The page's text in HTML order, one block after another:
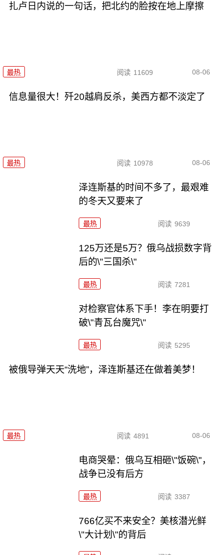
扎卢日内说的一句话，把北约的脸按在地上摩擦
最热 阅读 11609 08-06
信息量很大！歼20越肩反杀，美西方都不淡定了
最热 阅读 10978 08-06
泽连斯基的时间不多了，最艰难
的冬天又要来了
最热 阅读 9639
125万还是5万？俄乌战损数字背
后的\"三国杀\"
最热 阅读 7281
对检察官体系下手！李在明要打
破\"青瓦台魔咒\"
最热 阅读 5295
被俄导弹天天“洗地”，泽连斯基还在做着美梦！
最热 阅读 4891 08-06
电商哭晕：俄乌互相砸\"饭碗\"，
战争已没有后方
最热 阅读 3387
766亿买不来安全？美核潜光鲜
\"大计划\"的背后